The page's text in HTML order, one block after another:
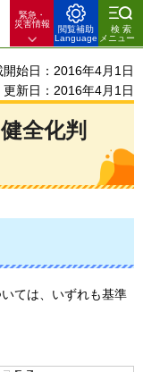
緊急・
災害情報
閲覧補助
Language
検索
メニュー
開始日：2016年4月1日
更新日：2016年4月1日
全化判
ては、 いずれも基準